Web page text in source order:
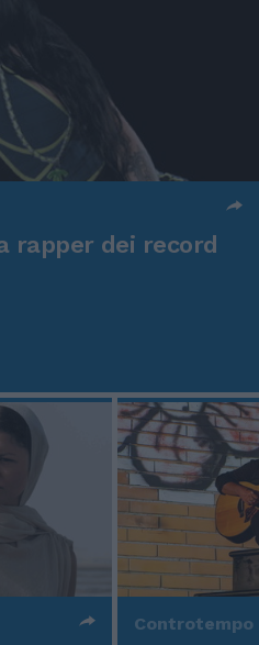
rapper dei record
Controtempo